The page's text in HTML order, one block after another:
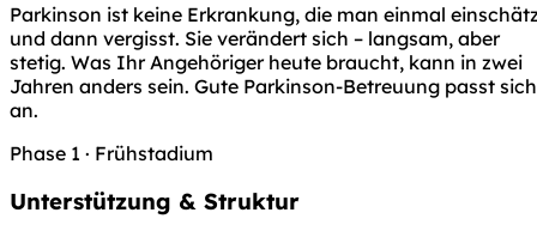
Parkinson ist keine Erkrankung, die man einmal
und dann vergisst. Sie verändert sich – langsam, aber
stetig. Was Ihr Angehöriger heute braucht, kann in zwei
Jahren anders sein. Gute Parkinson-Betreuung passt sich
an.
Phase 1 · Frühstadium
Unterstützung & Struktur